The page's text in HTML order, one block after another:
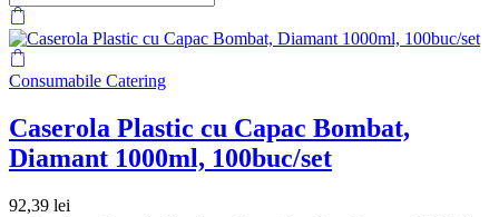
Consumabile Catering
Caserola Plastic cu Capac Bombat,
Diamant 1000ml, 100buc/set
92,39 lei